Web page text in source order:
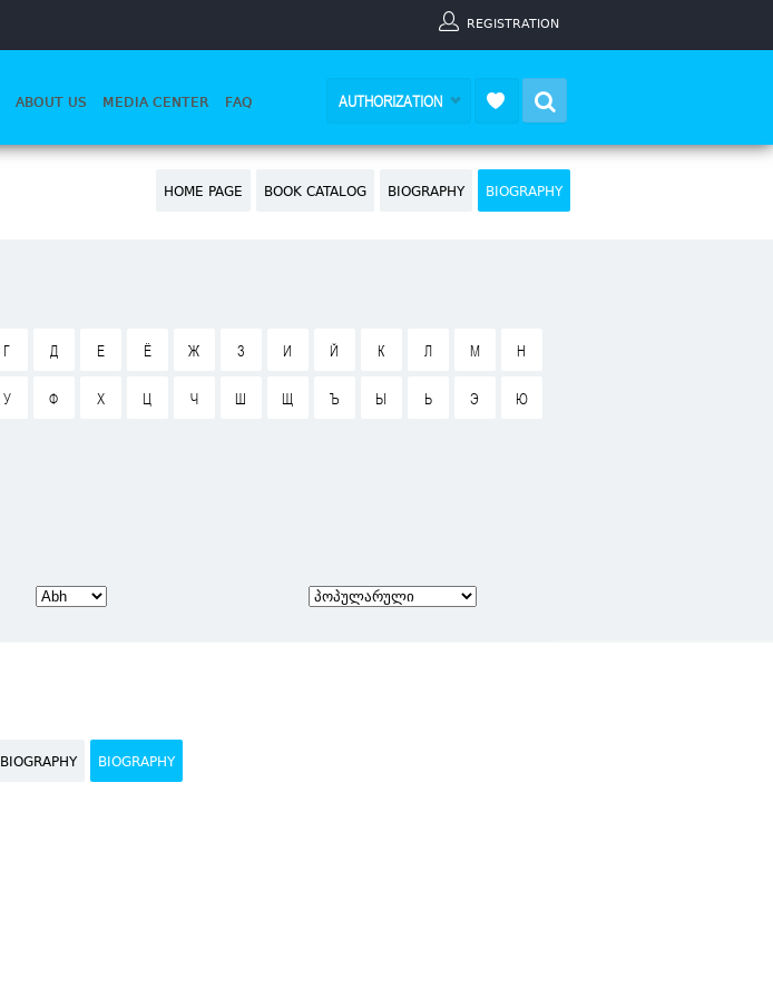
REGISTRATION
ABOUT US MEDIA CENTER FAQ AUTHORIZATION
HOME PAGE BOOK CATALOG BIOGRAPHY BIOGRAPHY
Г Д Е Ё Ж З И Й К Л М Н
У Ф Х Ц Ч Ш Щ Ъ Ы Ь Э Ю
BIOGRAPHY BIOGRAPHY